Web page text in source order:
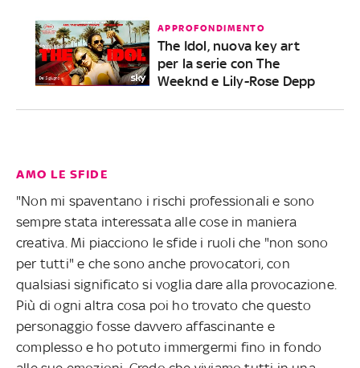
APPROFONDIMENTO
The Idol, nuova key art
per la serie con The
Weeknd e Lily-Rose Depp
AMO LE SFIDE
"Non mi spaventano i rischi professionali e sono
sempre stata interessata alle cose in maniera
creativa. Mi piacciono le sfide i ruoli che "non sono
per tutti" e che sono anche provocatori, con
qualsiasi significato si voglia dare alla provocazione.
Più di ogni altra cosa poi ho trovato che questo
personaggio fosse davvero affascinante e
complesso e ho potuto immergermi fino in fondo